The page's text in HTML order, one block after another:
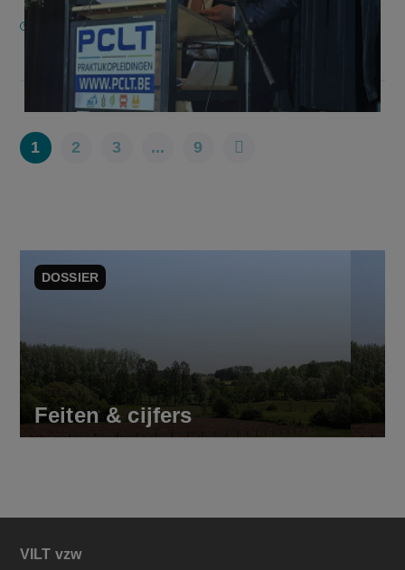
30 JANUARI 2025
1 2 3 ... 9
DOSSIER
Feiten & cijfers
VILT vzw